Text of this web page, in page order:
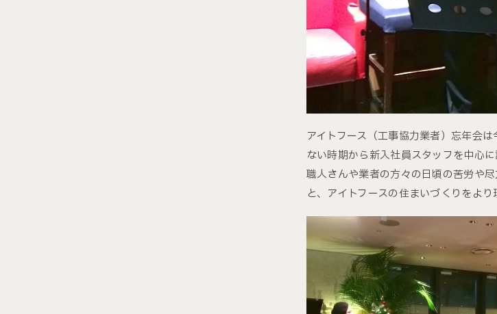
アイトフース（工事協力業者）忘年会
ない時期から新入社員スタッフを中心
職人さんや業者の方々の日頃の苦労や
と、アイトフースの住まいづくりをよ